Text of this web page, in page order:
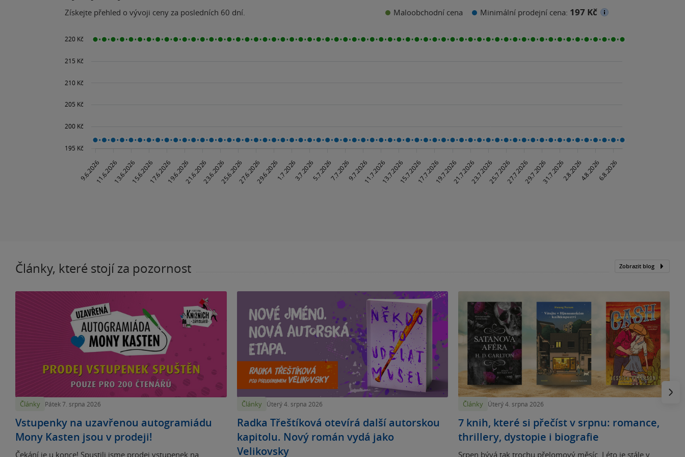
Získejte přehled o vývoji ceny za posledních 60 dní. Maloobchodní cena Minimální prodejní cena: 197 Kč
Články, které stojí za pozornost Zobrazit blog
Články Pátek 7. srpna 2026
Vstupenky na uzavřenou autogramiádu
Mony Kasten jsou v prodeji!
Čekání je u konce! Spustili jsme prodej vstupenek na
Články Úterý 4. srpna 2026
Radka Třeštíková otevírá další autorskou
kapitolu. Nový román vydá jako
Velikovsky
Články Úterý 4. srpna 2026
7 knih, které si přečíst v srpnu: romance,
thrillery, dystopie i biografie
Srpen bývá tak trochu přelomový měsíc. Léto je stále v